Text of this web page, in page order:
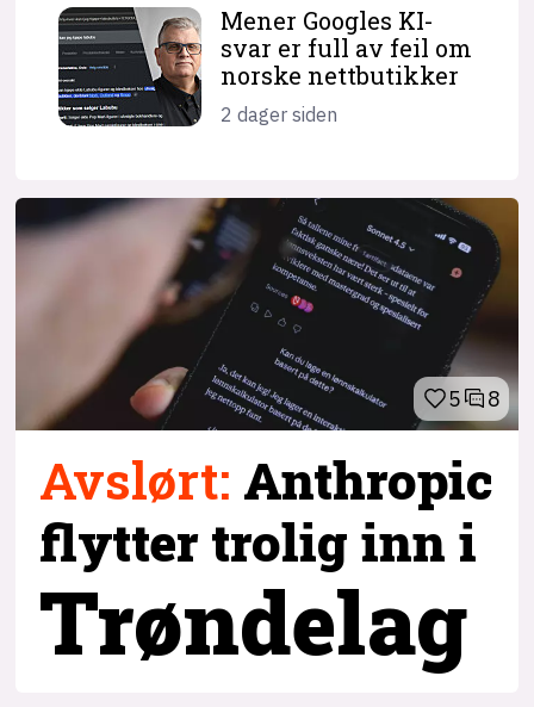
Mener Googles KI-
svar er full av feil om
norske nettbutikker
2 dager siden
5 8
Avslørt: Anthropic
flytter trolig inn i
Trøndelag